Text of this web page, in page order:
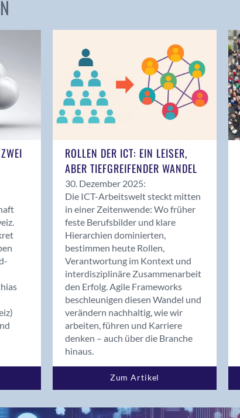
Andelfingen
Balsthal
Balzers
Bassersdorf
Benken (SG)
Bergdietikon
Bern - Liebefeld
Birsfelden
ROLLEN DER ICT: EIN LEISER,
ABER TIEFGREIFENDER WANDEL
30. Dezember 2025:
Die ICT-Arbeitswelt steckt mitten
in einer Zeitenwende: Wo früher
feste Berufsbilder und klare
Hierarchien dominierten,
bestimmen heute Rollen,
Verantwortung im Kontext und
interdisziplinäre Zusammenarbeit
den Erfolg. Agile Frameworks
beschleunigen diesen Wandel und
verändern nachhaltig, wie wir
arbeiten, führen und Karriere
denken – auch über die Branche
hinaus.
Zum Artikel